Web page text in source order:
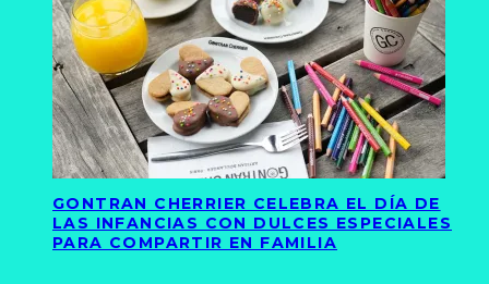
GONTRAN CHERRIER CELEBRA EL DÍA DE
LAS INFANCIAS CON DULCES ESPECIALES
PARA COMPARTIR EN FAMILIA